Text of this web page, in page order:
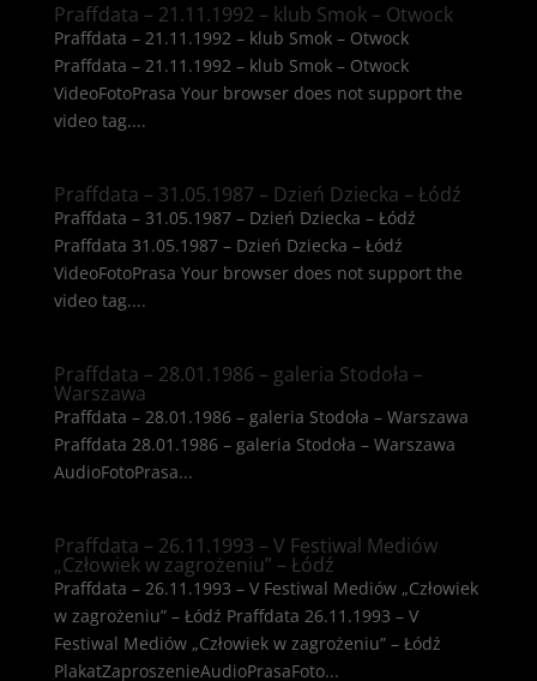
Praffdata – 21.11.1992 – klub Smok – Otwock
Praffdata – 21.11.1992 – klub Smok – Otwock
Praffdata – 21.11.1992 – klub Smok – Otwock
VideoFotoPrasa Your browser does not support the
video tag....
Praffdata – 31.05.1987 – Dzień Dziecka – Łódź
Praffdata – 31.05.1987 – Dzień Dziecka – Łódź
Praffdata 31.05.1987 – Dzień Dziecka – Łódź
VideoFotoPrasa Your browser does not support the
video tag....
Praffdata – 28.01.1986 – galeria Stodoła –
Warszawa
Praffdata – 28.01.1986 – galeria Stodoła – Warszawa
Praffdata 28.01.1986 – galeria Stodoła – Warszawa
AudioFotoPrasa...
Praffdata – 26.11.1993 – V Festiwal Mediów
„Człowiek w zagrożeniu” – Łódź
Praffdata – 26.11.1993 – V Festiwal Mediów „Człowiek
w zagrożeniu” – Łódź Praffdata 26.11.1993 – V
Festiwal Mediów „Człowiek w zagrożeniu” – Łódź
PlakatZaproszenieAudioPrasaFoto...